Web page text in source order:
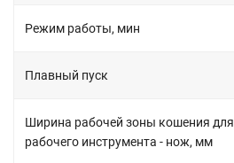
Режим работы, мин
Плавный пуск
Ширина рабочей зоны кошения для
рабочего инструмента - нож, мм